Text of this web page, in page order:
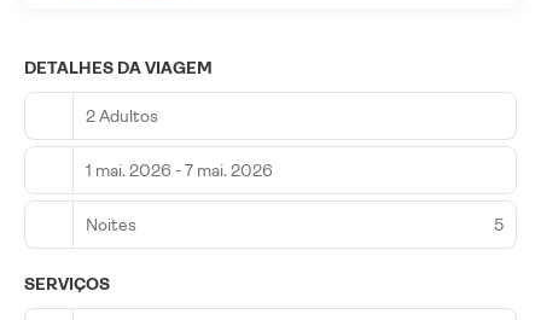
DETALHES DA VIAGEM
2 Adultos
1 mai. 2026 - 7 mai. 2026
Noites 5
SERVIÇOS